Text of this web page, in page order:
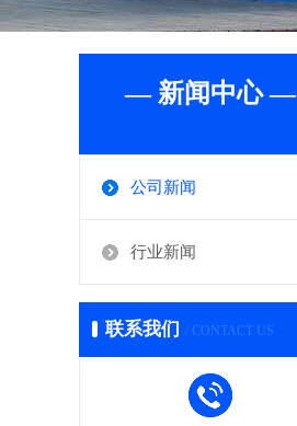
— 新闻中心 —
公司新闻
行业新闻
联系我们 / CONTACT US